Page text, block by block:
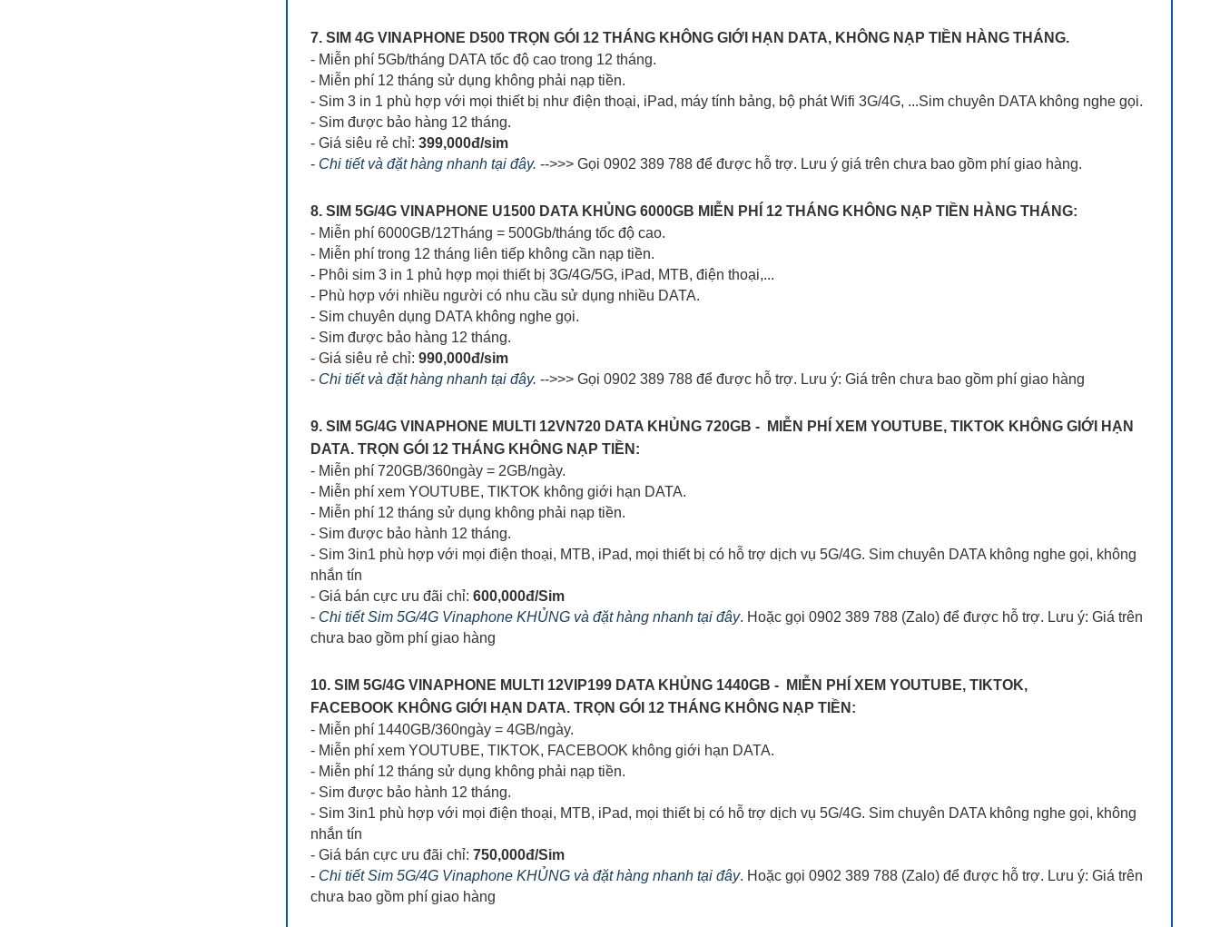
7. SIM 4G VINAPHONE D500 TRỌN GÓI 12 THÁNG KHÔNG GIỚI HẠN DATA, KHÔNG NẠP TIỀN HÀNG THÁNG.
- Miễn phí 5Gb/tháng DATA tốc độ cao trong 12 tháng.
- Miễn phí 12 tháng sử dụng không phải nạp tiền.
- Sim 3 in 1 phù hợp với mọi thiết bị như điện thoại, iPad, máy tính bảng, bộ phát Wifi 3G/4G, ...Sim chuyên DATA không nghe gọi.
- Sim được bảo hàng 12 tháng.
- Giá siêu rẻ chỉ: 399,000đ/sim
- Chi tiết và đặt hàng nhanh tại đây. -->>> Gọi 0902 389 788 để được hỗ trợ. Lưu ý giá trên chưa bao gồm phí giao hàng.
8. SIM 5G/4G VINAPHONE U1500 DATA KHỦNG 6000GB MIỄN PHÍ 12 THÁNG KHÔNG NẠP TIỀN HÀNG THÁNG:
- Miễn phí 6000GB/12Tháng = 500Gb/tháng tốc độ cao.
- Miễn phí trong 12 tháng liên tiếp không cần nạp tiền.
- Phôi sim 3 in 1 phủ hợp mọi thiết bị 3G/4G/5G, iPad, MTB, điện thoại,...
- Phù hợp với nhiều người có nhu cầu sử dụng nhiều DATA.
- Sim chuyên dụng DATA không nghe gọi.
- Sim được bảo hàng 12 tháng.
- Giá siêu rẻ chỉ: 990,000đ/sim
- Chi tiết và đặt hàng nhanh tại đây. -->>> Gọi 0902 389 788 để được hỗ trợ. Lưu ý: Giá trên chưa bao gồm phí giao hàng
9. SIM 5G/4G VINAPHONE MULTI 12VN720 DATA KHỦNG 720GB - MIỄN PHÍ XEM YOUTUBE, TIKTOK KHÔNG GIỚI HẠN
DATA. TRỌN GÓI 12 THÁNG KHÔNG NẠP TIỀN:
- Miễn phí 720GB/360ngày = 2GB/ngày.
- Miễn phí xem YOUTUBE, TIKTOK không giới hạn DATA.
- Miễn phí 12 tháng sử dụng không phải nạp tiền.
- Sim được bảo hành 12 tháng.
- Sim 3in1 phù hợp với mọi điện thoại, MTB, iPad, mọi thiết bị có hỗ trợ dịch vụ 5G/4G. Sim chuyên DATA không nghe gọi, không
nhắn tín
- Giá bán cực ưu đãi chỉ: 600,000đ/Sim
- Chi tiết Sim 5G/4G Vinaphone KHỦNG và đặt hàng nhanh tại đây. Hoặc gọi 0902 389 788 (Zalo) để được hỗ trợ. Lưu ý: Giá trên
chưa bao gồm phí giao hàng
10. SIM 5G/4G VINAPHONE MULTI 12VIP199 DATA KHỦNG 1440GB - MIỄN PHÍ XEM YOUTUBE, TIKTOK,
FACEBOOK KHÔNG GIỚI HẠN DATA. TRỌN GÓI 12 THÁNG KHÔNG NẠP TIỀN:
- Miễn phí 1440GB/360ngày = 4GB/ngày.
- Miễn phí xem YOUTUBE, TIKTOK, FACEBOOK không giới hạn DATA.
- Miễn phí 12 tháng sử dụng không phải nạp tiền.
- Sim được bảo hành 12 tháng.
- Sim 3in1 phù hợp với mọi điện thoại, MTB, iPad, mọi thiết bị có hỗ trợ dịch vụ 5G/4G. Sim chuyên DATA không nghe gọi, không
nhắn tín
- Giá bán cực ưu đãi chỉ: 750,000đ/Sim
- Chi tiết Sim 5G/4G Vinaphone KHỦNG và đặt hàng nhanh tại đây. Hoặc gọi 0902 389 788 (Zalo) để được hỗ trợ. Lưu ý: Giá trên
chưa bao gồm phí giao hàng